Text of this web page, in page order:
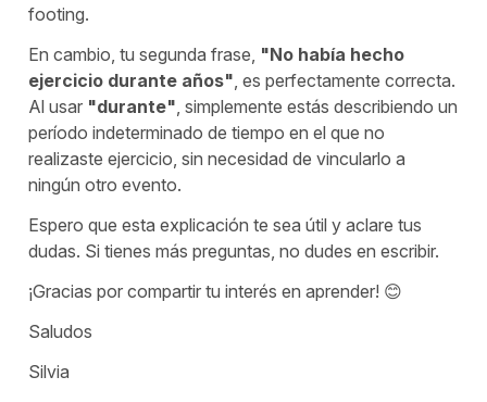
footing.
En cambio, tu segunda frase, "No había hecho
ejercicio durante años" , es perfectamente correcta.
Al usar "durante" , simplemente estás describiendo un
período indeterminado de tiempo en el que no
realizaste ejercicio, sin necesidad de vincularlo a
ningún otro evento.
Espero que esta explicación te sea útil y aclare tus
dudas. Si tienes más preguntas, no dudes en escribir.
¡Gracias por compartir tu interés en aprender! 😊
Saludos
Silvia